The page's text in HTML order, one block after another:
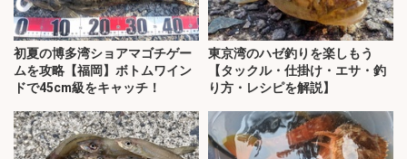
初夏の博多湾ショアマゴチゲー
ムを攻略【福岡】ボトムワイン
ドで45cm級をキャッチ！
東京湾のハゼ釣りを楽しもう
【タックル・仕掛け・エサ・釣
り方・レシピを解説】